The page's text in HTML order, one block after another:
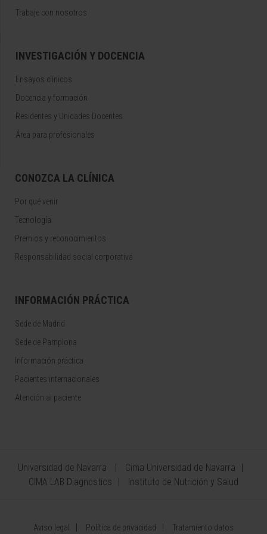
Trabaje con nosotros
INVESTIGACIÓN Y DOCENCIA
Ensayos clínicos
Docencia y formación
Residentes y Unidades Docentes
Área para profesionales
CONOZCA LA CLÍNICA
Por qué venir
Tecnología
Premios y reconocimientos
Responsabilidad social corporativa
INFORMACIÓN PRÁCTICA
Sede de Madrid
Sede de Pamplona
Información práctica
Pacientes internacionales
Atención al paciente
Universidad de Navarra
Cima Universidad de Navarra
CIMA LAB Diagnostics
Instituto de Nutrición y Salud
Aviso legal Política de privacidad Tratamiento datos